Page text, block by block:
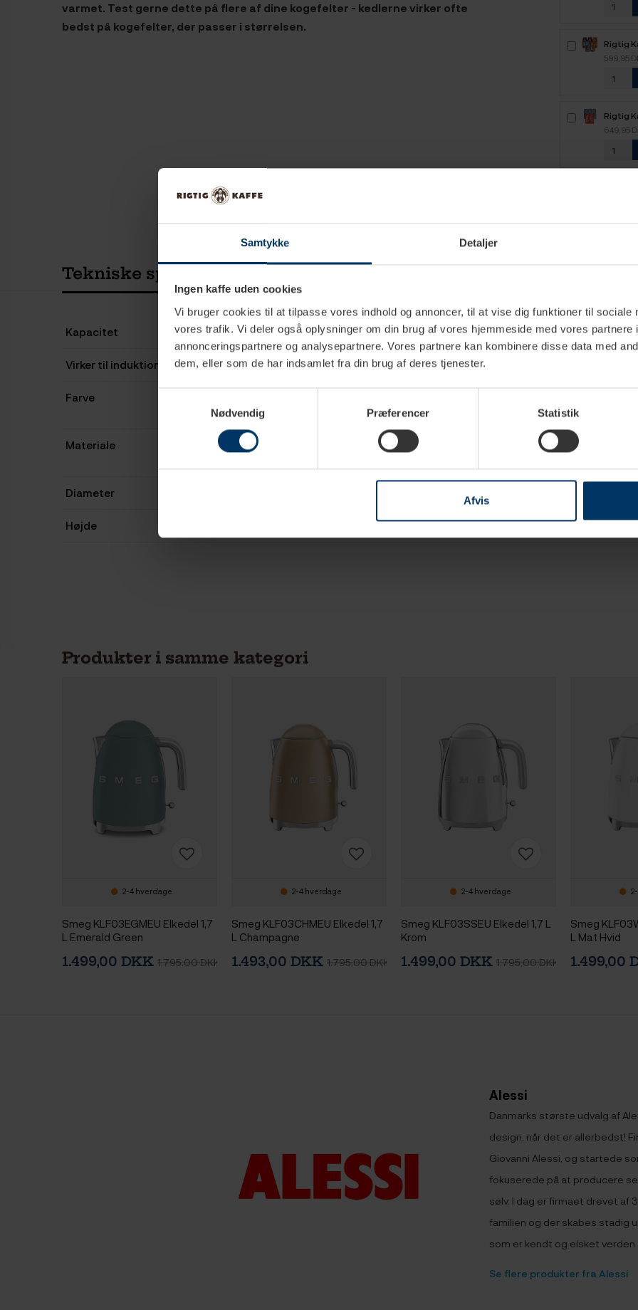
Samtykke Detaljer
Ingen kaffe uden cookies
Vi bruger cookies til at tilpasse vores indhold og annoncer, til at vise dig funktioner til sociale
vores trafik. Vi deler også oplysninger om din brug af vores hjemmeside med vores partnere
annonceringspartnere og analysepartnere. Vores partnere kan kombinere disse data med
dem, eller som de har indsamlet fra din brug af deres tjenester.
Nødvendig
Præferencer Statistik
Afvis
varmet. Test gerne dette på flere af dine kogefelter - kedlerne virker ofte
bedst på kogefelter, der passer i størrelsen.
Rigtig
2,1kg
599,95
Rigtig
2,5kg
649,95
Tekniske specifikationer
Kapacitet 2 L
Virker til induktion Ja
Farve
Materiale
Diameter
Højde 22,5 cm
Produkter i samme kategori
2-4 hverdage
Smeg KLF03EGMEU Elkedel 1,7
L Emerald Green
1.499,00 DKK 1.795,00 DKK
2-4 hverdage
Smeg KLF03CHMEU Elkedel 1,7
L Champagne
1.493,00 DKK 1.795,00 DKK
2-4 hverdage
Smeg KLF03SSEU Elkedel 1,7 L
Krom
1.499,00 DKK 1.795,00 DKK
Smeg
L Mat Hvid
1.499,00
Alessi
Danmarks største udvalg af
design, når det er allerbedst!
Giovanni Alessi, og startede
fokuserede på at producere
sølv. I dag er firmaet drevet af
familien og der skabes stadig
som er kendt og elsket verden
Se flere produkter fra Alessi